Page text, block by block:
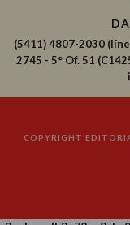
(5411) 4807-2030
2745 - 5° Of. 51
COPYRIGHT